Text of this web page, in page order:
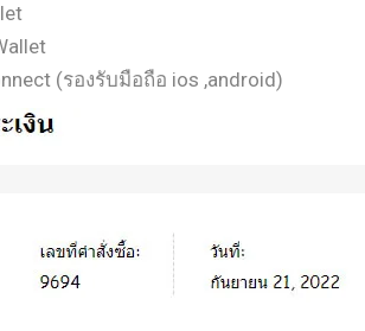
(รองรับมือถือ ios ,android)